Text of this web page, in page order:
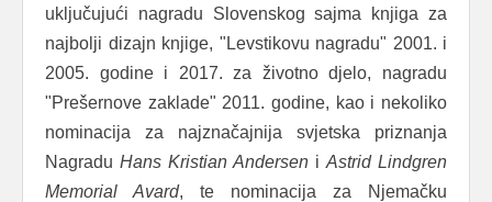
uključujući nagradu Slovenskog sajma knjiga za
najbolji dizajn knjige, "Levstikovu nagradu" 2001. i
2005. godine i 2017. za životno djelo, nagradu
"Prešernove zaklade" 2011. godine, kao i nekoliko
nominacija za najznačajnija svjetska priznanja
Nagradu Hans Kristian Andersen i Astrid Lindgren
Memorial Avard, te nominacija za Njemačku